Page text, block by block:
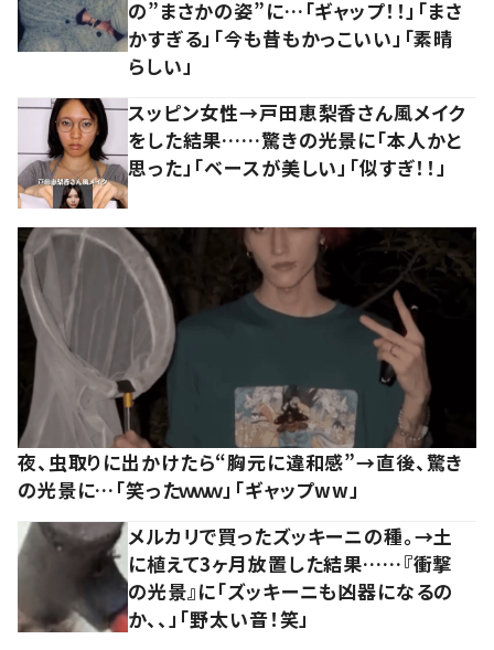
の”まさかの姿”に…「ギャップ！！」「まさ
かすぎる」「今も昔もかっこいい」「素晴
らしい」
スッピン女性→戸田恵梨香さん風メイク
をした結果……驚きの光景に「本人かと
思った」「ベースが美しい」「似すぎ！！」
夜、虫取りに出かけたら“胸元に違和感”→直後、驚き
の光景に…「笑ったｗｗｗ」「ギャップww」
メルカリで買ったズッキーニの種。→土
に植えて3ヶ月放置した結果……『衝撃
の光景』に「ズッキーニも凶器になるの
か、、」「野太い音！笑」